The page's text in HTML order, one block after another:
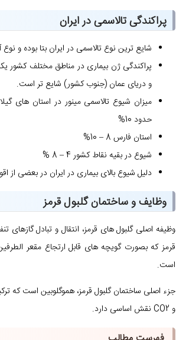
پراکندگی تالاسمی در ایران
شایع ترین نوع تالاسمی در ایران بتا بوده و نوع
پراکندگی ژن بیماری در مناطق مختلف
و دریای عمان (جنوب کشور) شایع تر است.
میزان شیوع تالاسمی مینور در استان های
حدود 10%
استان فارس 8 – 10%
شیوع در بقیه نقاط کشور 4 – 8 %
دلیل شیوع بالای بیماری در ایران در بعضی
وظایف و ساختمان گلبول قرمز
وظیفه اصلی گلبول های قرمز، انتقال و تبادل
قرمز که بصورت گویچه های قابل ارتجاع مقعر
است.
و CO2 نقش اساسی دارد.